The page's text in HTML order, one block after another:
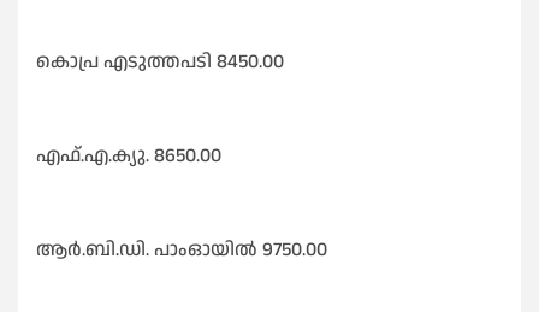
കൊപ്ര എടുത്തപടി 8450.00
എഫ്.എ.ക്യു. 8650.00
ആർ.ബി.ഡി. പാംഓയിൽ 9750.00